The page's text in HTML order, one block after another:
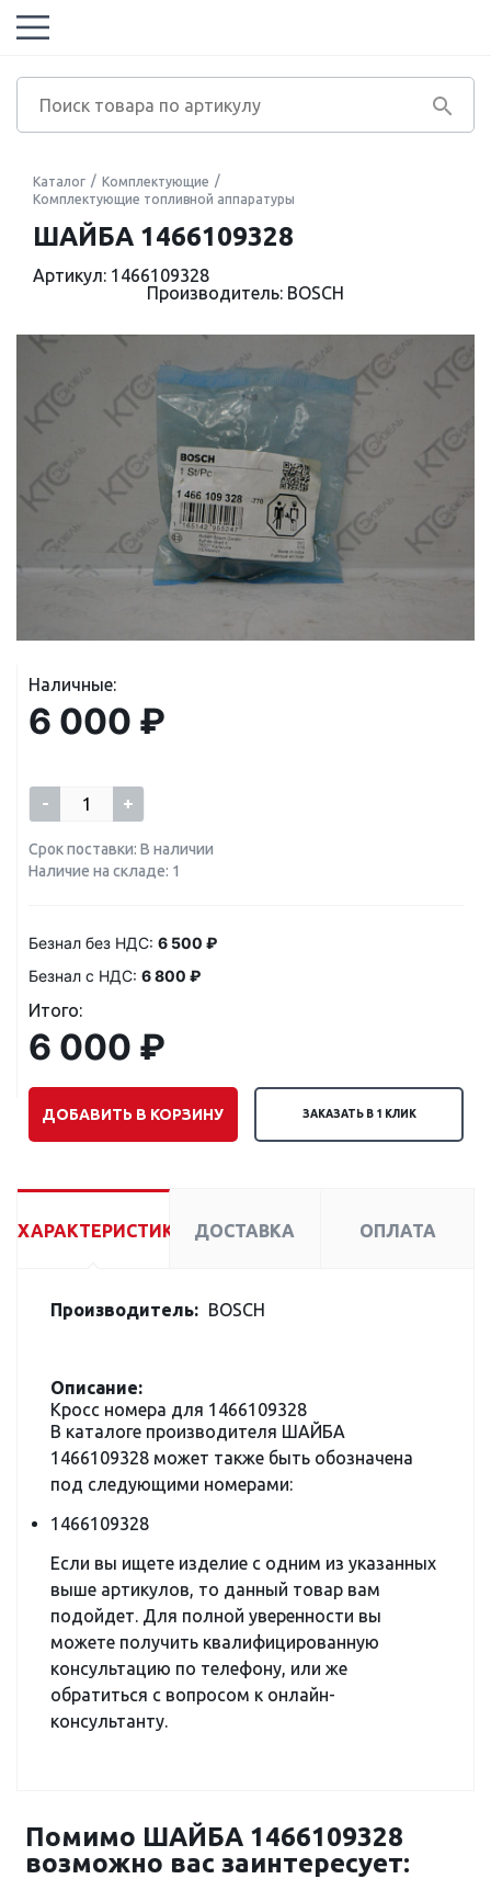
Каталог
Комплектующие
Комплектующие топливной аппаратуры
ШАЙБА 1466109328
Артикул: 1466109328
Производитель: BOSCH
Наличные:
6 000 ₽
- +
Срок поставки: В наличии
Наличие на складе: 1
Безнал без НДС: 6 500 ₽
Безнал с НДС: 6 800 ₽
Итого:
6 000 ₽
ДОБАВИТЬ В КОРЗИНУ ЗАКАЗАТЬ В 1 КЛИК
ХАРАКТЕРИСТИКИ ДОСТАВКА ОПЛАТА
Производитель: BOSCH
Описание:
Кросс номера для 1466109328
В каталоге производителя ШАЙБА
1466109328 может также быть обозначена
под следующими номерами:
1466109328
Если вы ищете изделие с одним из указанных
выше артикулов, то данный товар вам
подойдет. Для полной уверенности вы
можете получить квалифицированную
консультацию по телефону, или же
обратиться с вопросом к онлайн-
консультанту.
Помимо ШАЙБА 1466109328
возможно вас заинтересует: